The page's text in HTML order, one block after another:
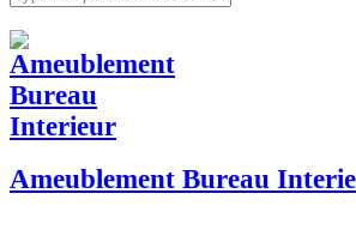
Ameublement Bureau